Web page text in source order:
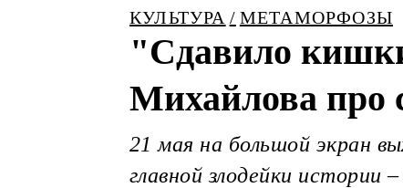
КУЛЬТУРА МЕТАМОРФОЗЫ
"Сдавило
Михайлова про
21 мая на большой экран
главной злодейки истории